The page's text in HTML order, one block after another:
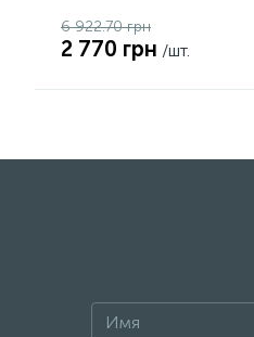
6 922.70 грн
2 770 грн /шт.